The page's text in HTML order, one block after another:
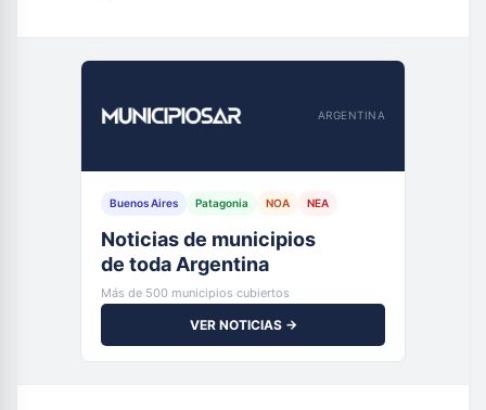
ARGENTINA
Buenos Aires Patagonia NOA NEA
Noticias de municipios
de toda Argentina
Más de 500 municipios cubiertos
VER NOTICIAS →